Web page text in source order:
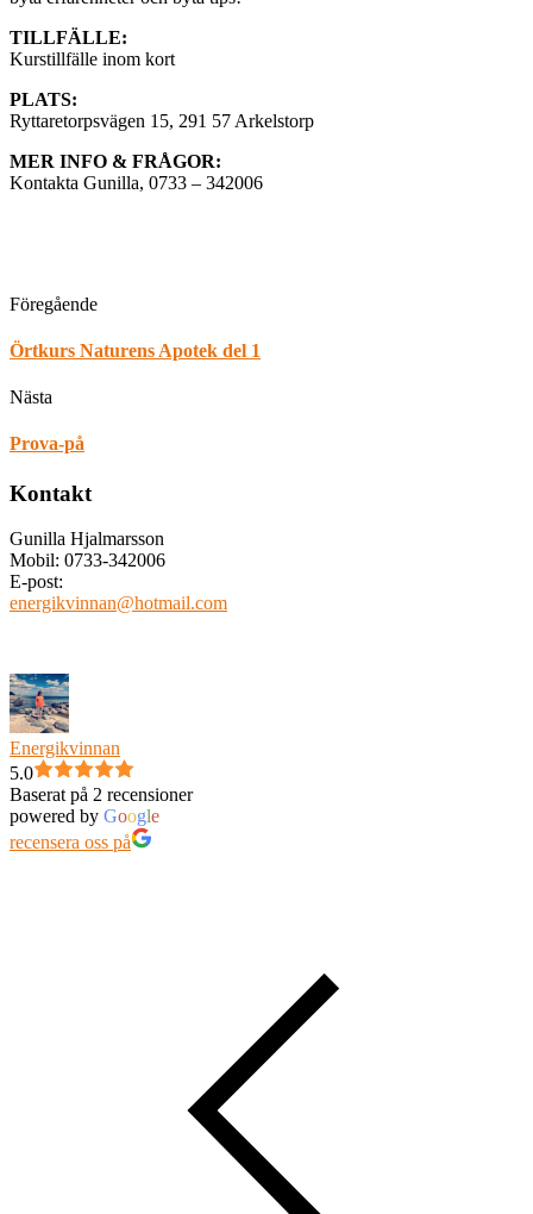
TILLFÄLLE:
Kurstillfälle inom kort
PLATS:
Ryttaretorpsvägen 15, 291 57 Arkelstorp
MER INFO & FRÅGOR:
Kontakta Gunilla, 0733 – 342006
Föregående
Örtkurs Naturens Apotek del 1
Nästa
Prova-på
Kontakt
Gunilla Hjalmarsson
Mobil: 0733-342006
E-post:
energikvinnan@hotmail.com
Energikvinnan
5.0
Baserat på 2 recensioner
powered by Google
recensera oss på